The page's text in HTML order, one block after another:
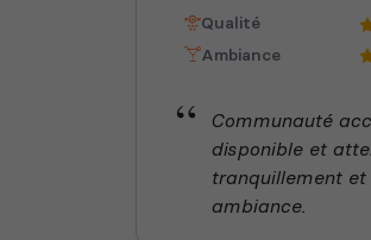
Qualité
Ambiance
Communauté
disponible et
tranquillement
ambiance.